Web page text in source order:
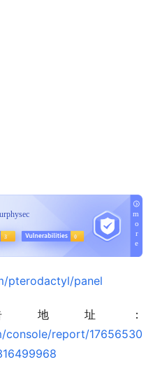
pterodactyl/panel
地址：
console/report/17656530